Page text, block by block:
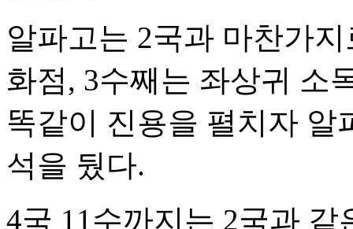
알파고는 2국과 마찬가
화점, 3수째는 좌상귀 소
똑같이 진용을 펼치자 알
석을 뒀다.
4국 11수까지는 2국과